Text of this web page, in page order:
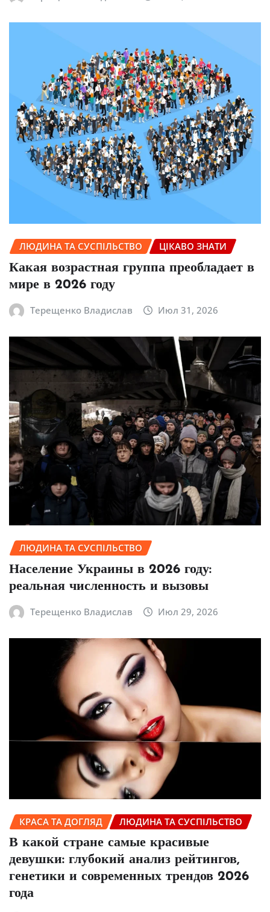
ЛЮДИНА ТА СУСПІЛЬСТВО ЦІКАВО ЗНАТИ
Какая возрастная группа преобладает в
мире в 2026 году
Терещенко Владислав Июл 31, 2026
ЛЮДИНА ТА СУСПІЛЬСТВО
Население Украины в 2026 году:
реальная численность и вызовы
Терещенко Владислав Июл 29, 2026
КРАСА ТА ДОГЛЯД ЛЮДИНА ТА СУСПІЛЬСТВО
В какой стране самые красивые
девушки: глубокий анализ рейтингов,
генетики и современных трендов 2026
года